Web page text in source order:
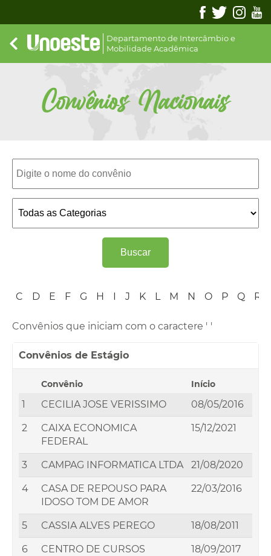
Departamento de Intercâmbio e
Mobilidade Acadêmica
Convênios Nacionais
Buscar
C D E F G H I J K L M N O P Q R
Convênios que iniciam com o caractere ' '
Convênios de Estágio
Convênio Início
1 CECILIA JOSE VERISSIMO 08/05/2016
2
CAIXA ECONOMICA
FEDERAL
15/12/2021
3 CAMPAG INFORMATICA LTDA 21/08/2020
4
CASA DE REPOUSO PARA
IDOSO TOM DE AMOR
22/03/2016
5 CASSIA ALVES PEREGO 18/08/2011
6
CENTRO DE CURSOS
18/09/2017